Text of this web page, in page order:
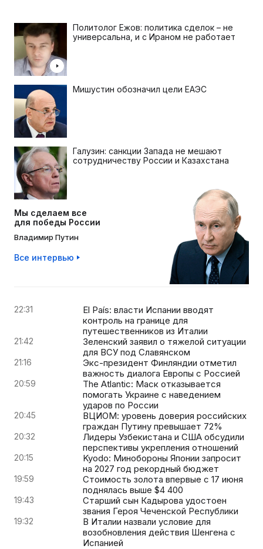
Политолог Ежов: политика сделок – не
универсальна, и с Ираном не работает
Мишустин обозначил цели ЕАЭС
Галузин: санкции Запада не мешают
сотрудничеству России и Казахстана
Мы сделаем все
для победы России
Владимир Путин
Все интервью
22:31
El País: власти Испании вводят
контроль на границе для
путешественников из Италии
21:42
Зеленский заявил о тяжелой ситуации
для ВСУ под Славянском
21:16
Экс-президент Финляндии отметил
важность диалога Европы с Россией
20:59
The Atlantic: Маск отказывается
помогать Украине с наведением
ударов по России
20:45
ВЦИОМ: уровень доверия российских
граждан Путину превышает 72%
20:32
Лидеры Узбекистана и США обсудили
перспективы укрепления отношений
20:15
Kyodo: Минобороны Японии запросит
на 2027 год рекордный бюджет
19:59
Стоимость золота впервые с 17 июня
поднялась выше $4 400
19:43
Старший сын Кадырова удостоен
звания Героя Чеченской Республики
19:32
В Италии назвали условие для
возобновления действия Шенгена с
Испанией